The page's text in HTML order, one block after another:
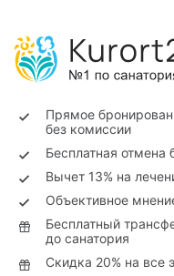
Прямое
без комиссии
Бесплатная отмена
Вычет 13% на
Объективное
Бесплатный
до санатория
Скидка 20% на все